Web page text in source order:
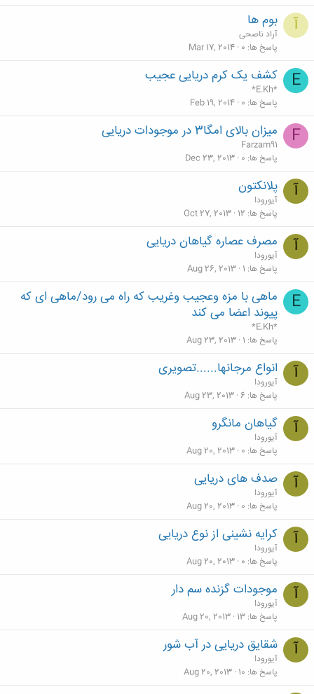
آ بوم ها
آراد ناصحی
پاسخ ها 0
Mar 17, 2014
E کشف یک کرم‌ دریایی عجیب
*E.Kh*
پاسخ ها 0
Feb 19, 2014
F میزان بالای امگا3 در موجودات دریایی
Farzam91
پاسخ ها 0
Dec 23, 2013
آ پلانکتون
آیورودا
پاسخ ها 12
Oct 27, 2013
آ مصرف عصاره گیاهان دریایی
آیورودا
پاسخ ها 1
Aug 26, 2013
E
ماهی با مزه وعجیب وغریب که راه می رود/ماهی ای که
پیوند اعضا می کند
*E.Kh*
پاسخ ها 1
Aug 23, 2013
آ انواع مرجانها......تصویری
آیورودا
پاسخ ها 6
Aug 23, 2013
آ گياهان مانگرو
آیورودا
پاسخ ها 0
Aug 20, 2013
آ صدف های دریایی
آیورودا
پاسخ ها 0
Aug 20, 2013
آ کرایه نشینی از نوع دریایی
آیورودا
پاسخ ها 0
Aug 20, 2013
آ موجودات گزنده سم دار
آیورودا
پاسخ ها 13
Aug 20, 2013
آ شقایق دریایی در آب شور
آیورودا
پاسخ ها 10
Aug 20, 2013